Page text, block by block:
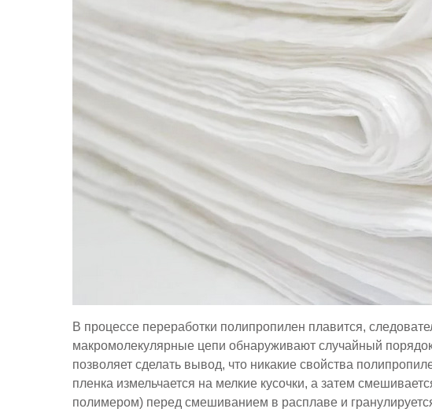
В процессе переработки полипропилен плавится,
макромолекулярные цепи обнаруживают случайный
позволяет сделать вывод, что никакие свойства
пленка измельчается на мелкие кусочки, а затем
полимером) перед смешиванием в расплаве и